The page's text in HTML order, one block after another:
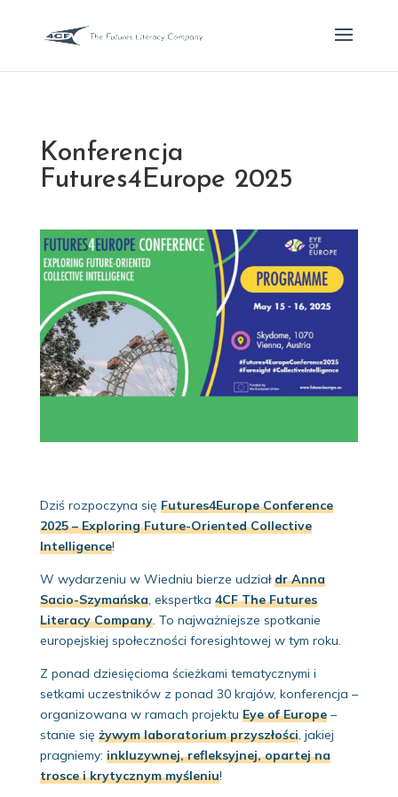
Konferencja
Futures4Europe 2025
Dziś rozpoczyna się Futures4Europe Conference
2025 – Exploring Future-Oriented Collective
Intelligence!
W wydarzeniu w Wiedniu bierze udziałdr Anna
Sacio-Szymańska, ekspertka 4CF The Futures
Literacy Company. To najważniejsze spotkanie
europejskiej społeczności foresightowej w tym roku.
Z ponad dziesięcioma ścieżkami tematycznymi i
setkami uczestników z ponad 30 krajów, konferencja –
organizowana w ramach projektu Eye of Europe–
stanie się żywym laboratorium przyszłości, jakiej
pragniemy: inkluzywnej, refleksyjnej, opartej na
trosce i krytycznym myśleniu!